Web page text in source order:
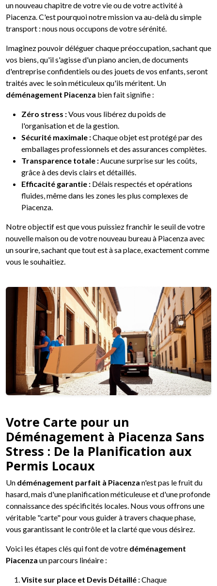
un nouveau chapitre de votre vie ou de votre activité à
Piacenza. C'est pourquoi notre mission va au-delà du simple
transport : nous nous occupons de votre sérénité.
Imaginez pouvoir déléguer chaque préoccupation, sachant que
vos biens, qu'il s'agisse d'un piano ancien, de documents
d'entreprise confidentiels ou des jouets de vos enfants, seront
traités avec le soin méticuleux qu'ils méritent. Un
déménagement Piacenza bien fait signifie :
Zéro stress :Vous vous libérez du poids de
l'organisation et de la gestion.
Sécurité maximale :Chaque objet est protégé par des
emballages professionnels et des assurances complètes.
Transparence totale :Aucune surprise sur les coûts,
grâce à des devis clairs et détaillés.
Efficacité garantie : Délais respectés et opérations
fluides, même dans les zones les plus complexes de
Piacenza.
Notre objectif est que vous puissiez franchir le seuil de votre
nouvelle maison ou de votre nouveau bureau à Piacenza avec
un sourire, sachant que tout est à sa place, exactement comme
vous le souhaitiez.
Votre Carte pour un
Déménagement à Piacenza Sans
Stress : De la Planification aux
Permis Locaux
Un déménagement parfait à Piacenza n'est pas le fruit du
hasard, mais d'une planification méticuleuse et d'une profonde
connaissance des spécificités locales. Nous vous offrons une
véritable "carte" pour vous guider à travers chaque phase,
vous garantissant le contrôle et la clarté que vous désirez.
Voici les étapes clés qui font de votre déménagement
Piacenza un parcours linéaire :
Visite sur place et Devis Détaillé :Chaque